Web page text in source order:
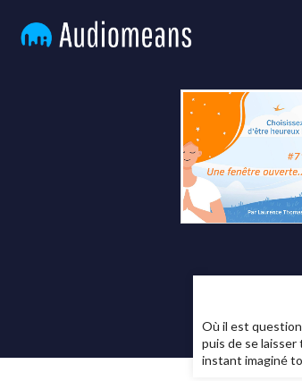
Où il est
puis de se laisser
instant imaginé